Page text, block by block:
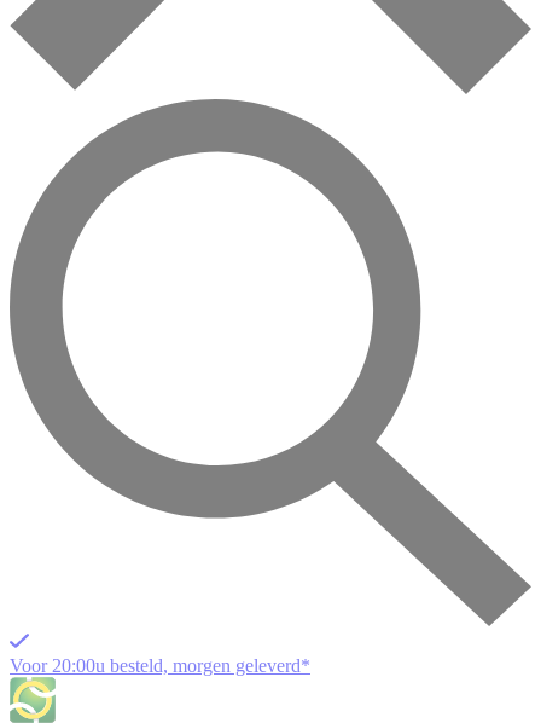
Voor 20:00u besteld, morgen geleverd*